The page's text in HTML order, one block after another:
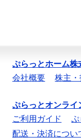
ぷらっとホーム株
会社概要
株主・
ぷらっとオンライ
ご利用ガイド
ぷ
配送・決済につい